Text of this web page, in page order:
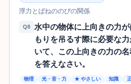
浮力とばねののびの関係
Q8
水中の物体に上向きの力
もりを吊るす際に必要な
いて、この上向きの力の
を答えなさい。
物理 光・音・力 ★ やさしい 知識